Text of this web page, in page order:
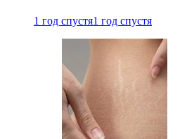
1 год спустя1 год спустя